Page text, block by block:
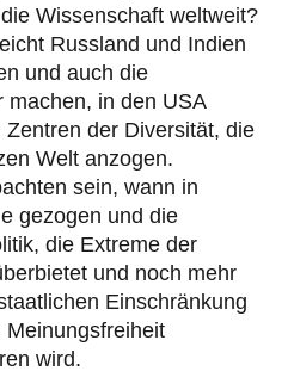
Wissenschaft weltweit?
Russland und Indien
und auch die
machen, in den USA
der Diversität, die
Welt anzogen.
sein, wann in
gezogen und die
die Extreme der
und noch mehr
Einschränkung
wird.